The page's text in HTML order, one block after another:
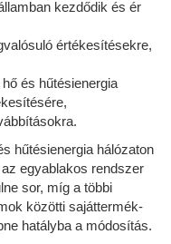
kezdődik és ér
értékesítésekre,
és hűtésienergia
hűtésienergia hálózaton
egyablakos rendszer
sor, míg a többi
közötti sajáttermék-
hatályba a módosítás.